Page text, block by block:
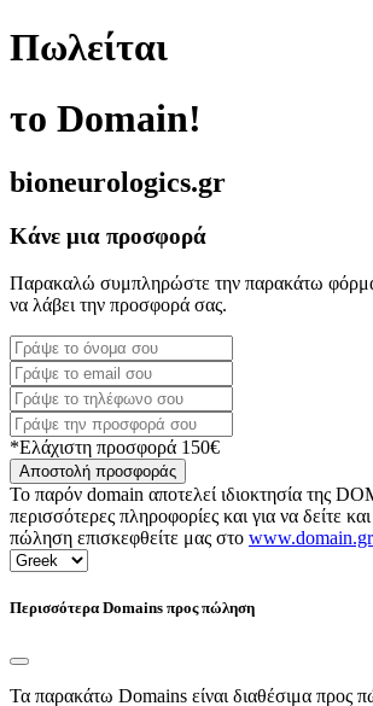
Πωλείται
το Domain!
bioneurologics.gr
Κάνε μια προσφορά
Παρακαλώ συμπληρώστε την παρακάτω
να λάβει την προσφορά σας.
*Ελάχιστη προσφορά 150€
Αποστολή προσφοράς
Το παρόν domain αποτελεί ιδιοκτησία της
περισσότερες πληροφορίες και για να δείτε
πώληση επισκεφθείτε μας στο www.domain.gr
Περισσότερα Domains προς πώληση
Τα παρακάτω Domains είναι διαθέσιμα προς